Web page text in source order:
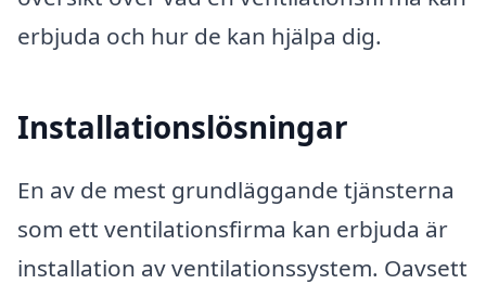
erbjuda och hur de kan hjälpa dig.
Installationslösningar
En av de mest grundläggande tjänsterna
som ett ventilationsfirma kan erbjuda är
installation av ventilationssystem. Oavsett